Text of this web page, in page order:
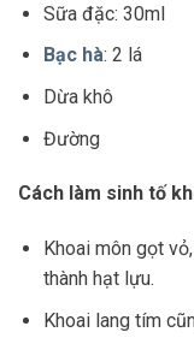
Sữa đặc: 30ml
Bạc hà: 2 lá
Dừa khô
Đường
Cách làm sinh tố
Khoai môn gọt
thành hạt lựu.
Khoai lang tím